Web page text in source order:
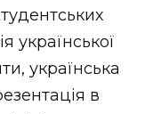
української
українська
в